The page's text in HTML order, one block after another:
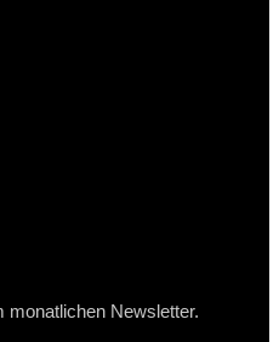
monatlichen Newsletter.